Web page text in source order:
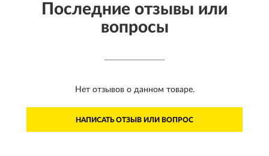
Последние отзывы или
вопросы
Нет отзывов о данном товаре.
НАПИСАТЬ ОТЗЫВ ИЛИ ВОПРОС